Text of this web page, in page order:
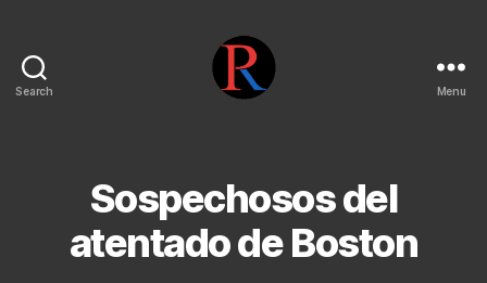
Search Menu
Sospechosos del
atentado de Boston